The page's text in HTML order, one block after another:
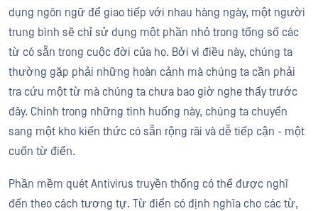
dụng ngôn ngữ để giao tiếp với nhau hàng ngày, một người
trung bình sẽ chỉ sử dụng một phần nhỏ trong tổng số các
từ có sẵn trong cuộc đời của họ. Bởi vì điều này, chúng ta
thường gặp phải những hoàn cảnh mà chúng ta cần phải
tra cứu một từ mà chúng ta chưa bao giờ nghe thấy trước
đây. Chính trong những tình huống này, chúng ta chuyển
sang một kho kiến thức có sẵn rộng rãi và dễ tiếp cận - một
cuốn từ điển.
Phần mềm quét Antivirus truyền thống có thể được nghĩ
đến theo cách tương tự. Từ điển có định nghĩa cho các từ,